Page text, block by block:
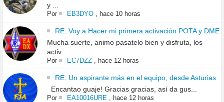
y ...
Por EB3DYO, hace 10 horas
RE: Voy a Hacer mi primera activación POTA y DME
Mucha suerte, animo pasatelo bien y disfruta, los
activ...
Por EC7DZZ, hace 12 horas
RE: Un aspirante más en el equipo, desde Asturias
Encantao guaje! Gracias gracias, así da gus...
Por EA10016URE hace 12 horas